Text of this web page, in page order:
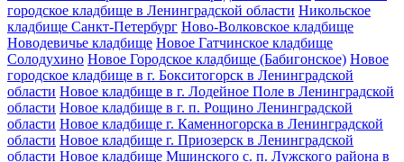
городское кладбище в Ленинградской области Никольское
кладбище Санкт-Петербург Ново-Волковское кладбище
Новодевичье кладбище Новое Гатчинское кладбище
Солодухино Новое Городское кладбище (Бабигонское) Новое
городское кладбище в г. Бокситогорск в Ленинградской
области Новое кладбище в г. Лодейное Поле в Ленинградской
области Новое кладбище в г. п. Рощино Ленинградской
области Новое кладбище г. Каменногорска в Ленинградской
области Новое кладбище г. Приозерск в Ленинградской
области Новое кладбище Мшинского с. п. Лужского района в